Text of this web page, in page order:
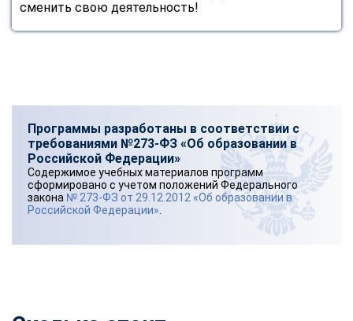
сменить свою деятельность!
Программы разработаны в соответствии с
требованиями №273-ФЗ «Об образовании в
Российской Федерации»
Содержимое учебных материалов программ
сформировано с учетом положений Федерального
закона № 273-ФЗ от 29.12.2012 «Об образовании в
Российской Федерации»